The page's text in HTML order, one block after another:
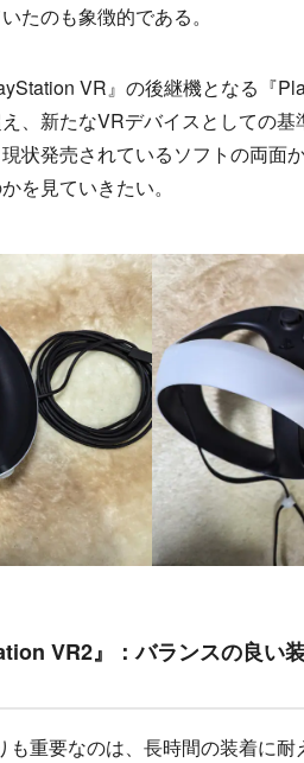
たのも象徴的である。
VR』の後継機となる『
、新たなVRデバイスとしての
状発売されているソフトの両面
を見ていきたい。
VR2』：バランスの良い
重要なのは、長時間の装着に耐